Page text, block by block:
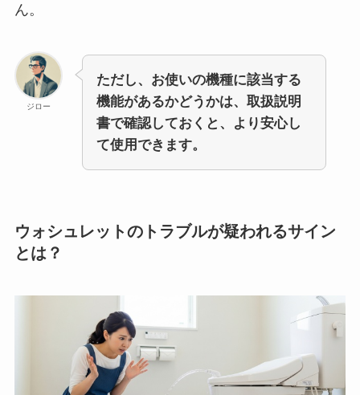
ん。
ジロー
ただし、お使いの機種に該当する
機能があるかどうかは、取扱説明
書で確認しておくと、より安心し
て使用できます。
ウォシュレットのトラブルが疑われるサイン
とは？